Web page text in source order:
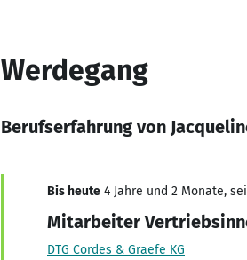
Werdegang
Berufserfahrung von
Bis heute 4 Jahre und 2 Monate,
Mitarbeiter
DTG Cordes & Graefe KG